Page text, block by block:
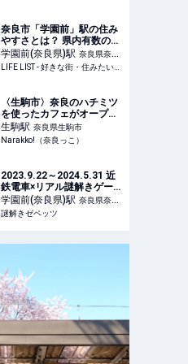
奈良市「学園前」駅の住み
やすさとは？ 県内有数の高
級住宅街としても知られ
る、上品で落ち着いた街 -
LIFE LIST - 好きな街・住み
学園前(奈良県)駅 奈良県奈良
市
LIFE LIST - 好きな街・住みたい街・私の街
〈生駒市〉奈良のハチミツ
を使ったカフェがオープ
ン！（Ikoma honey &
cafe） | 奈良の地域密着
型・総合情報サイト
生駒駅 奈良県生駒市
Narakko!（奈良っこ）
2023.9.22～2024.5.31 近
鉄電車×リアル謎解きゲーム
開催『ナゾだらけの列車
旅』
学園前(奈良県)駅 奈良県奈良
市
謎解きゼペッツ